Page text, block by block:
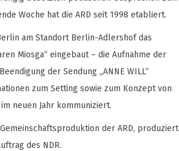
Woche hat die ARD seit 1998 etabliert.
am Standort Berlin-Adlershof das
Miosga“ eingebaut – die Aufnahme der
der Sendung „ANNE WILL“
zum Setting sowie zum Konzept von
neuen Jahr kommuniziert.
der ARD, produziert
des NDR.